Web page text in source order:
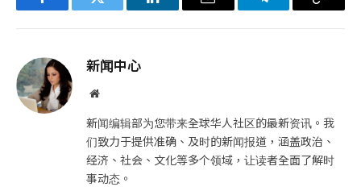
FacebookTwitter LinkedIn电
Telegram复
新闻中心
网
新闻编辑部为您带来全球华人社区的最新资讯。我
们致力于提供准确、及时的新闻报道，涵盖政治、
经济、社会、文化等多个领域，让读者全面了解时
事动态。